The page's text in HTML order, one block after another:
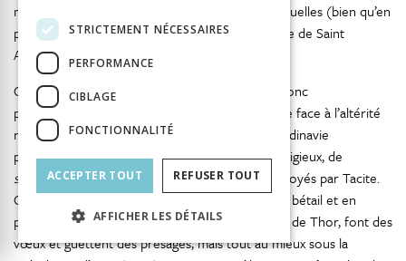
mais aussi des précisions sur leurs pratiques cultuelles (bien qu’en
partie issues de leur imagination, ou de la lecture de Saint
Augustin) ainsi que des mythes.
Cette vaste littérature – chrétienne et tardive donc
probablement mal informée et peu sympathique face à l’altérité
religieuse – suggère de prime abord que la Scandinavie
préhistorique était dénuée de spécialistes du religieux, de
sacerdotespour reprendre un des termes employés par Tacite.
Certes, des paysans se rassemblent, abattent du bétail et en
partagent les chairs, boivent à la santé d’Odin et de Thor, font des
vœux et guettent des présages, mais tout au mieux sous la
STRICTEMENT NÉCESSAIRES
PERFORMANCE
CIBLAGE
FONCTIONNALITÉ
ACCEPTER TOUT REFUSER TOUT
AFFICHER LES DÉTAILS